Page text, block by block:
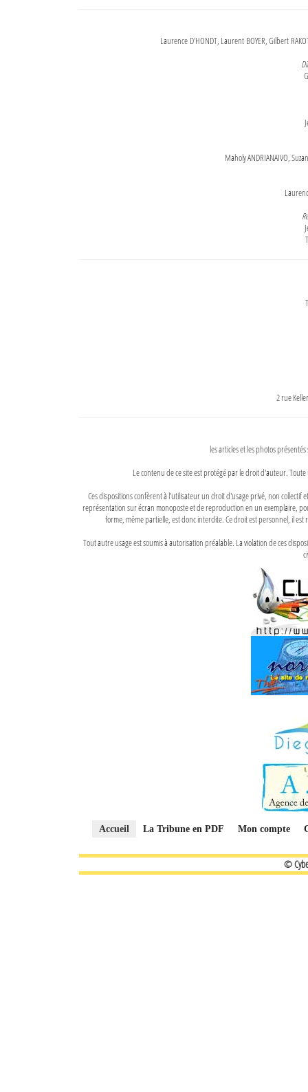
Laurence D'HONDT, Laurent BOYER, Gilbert
Maholy ANDRIANAIVO,
2 rue
les articles et les photos
Le contenu de ce site est protégé par le droit d'auteur.
Ces dispositions confèrent à l'utilisateur un droit d'usage privé, non
représentation sur écran monoposte et de reproduction en un exemplaire,
forme, même partielle, est donc interdite. Ce droit est personnel, il
Tout autre usage est soumis à autorisation préalable. La violation de ces
Accueil La Tribune en PDF Mon compte
©